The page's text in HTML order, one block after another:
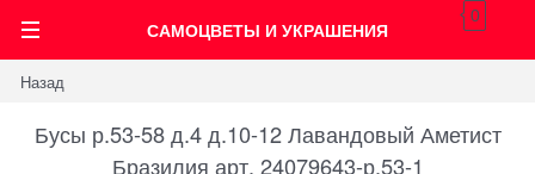
САМОЦВЕТЫ И УКРАШЕНИЯ
0
Назад
Бусы р.53-58 д.4 д.10-12 Лавандовый Аметист
Бразилия арт. 24079643-р.53-1